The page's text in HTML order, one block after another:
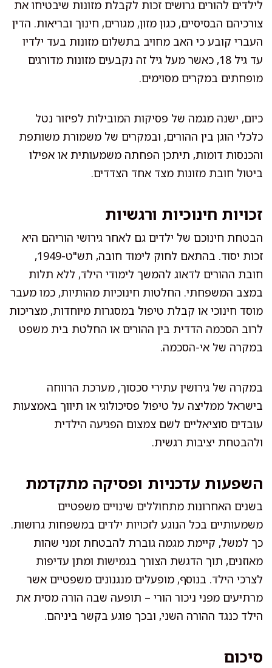
לילדים להורים גרושים זכות לקבלת מזונות שיבטיחו את
צורכיהם הבסיסיים, כגון מזון, מגורים, חינוך ובריאות. הדין
העברי קובע כי האב מחויב בתשלום מזונות בעד ילדיו
עד גיל 18, כאשר מעל גיל זה נקבעים מזונות מדורגים
מופחתים במקרים מסוימים.
כיום, ישנה מגמה של פסיקות המובילות לפיזור נטל
כלכלי הוגן בין ההורים, ובמקרים של משמורת משותפת
והכנסות דומות, תיתכן הפחתה משמעותית או אפילו
ביטול חובת מזונות מצד אחד הצדדים.
זכויות חינוכיות ורגשיות
הבטחת חינוכם של ילדים גם לאחר גירושי הוריהם היא
זכות יסוד. בהתאם לחוק לימוד חובה, תש"ט-1949,
חובת ההורים לדאוג להמשך לימודי הילד, ללא תלות
במצב המשפחתי. החלטות חינוכיות מהותיות, כמו מעבר
מוסד חינוכי או קבלת טיפול במסגרות מיוחדות, מצריכות
לרוב הסכמה הדדית בין ההורים או החלטת בית משפט
במקרה של אי-הסכמה.
במקרה של גירושין עתירי סכסוך, מערכת הרווחה
בישראל ממליצה על טיפול פסיכולוגי או תיווך באמצעות
עובדים סוציאליים לשם צמצום הפגיעה הילדית
ולהבטחת יציבות רגשית.
השפעות עדכניות ופסיקה מתקדמת
בשנים האחרונות מתחוללים שינויים משפטיים
משמעותיים בכל הנוגע לזכויות ילדים במשפחות גרושות.
כך למשל, קיימת מגמה גוברת להבטחת זמני שהות
מאוזנים, תוך הדגשת הצורך בגמישות ומתן עדיפות
לצרכי הילד. בנוסף, מופעלים מנגנונים משפטיים אשר
מרתיעים מפני ניכור הורי – תופעה שבה הורה מסית את
הילד כנגד ההורה השני, ובכך פוגע בקשר ביניהם.
סיכום